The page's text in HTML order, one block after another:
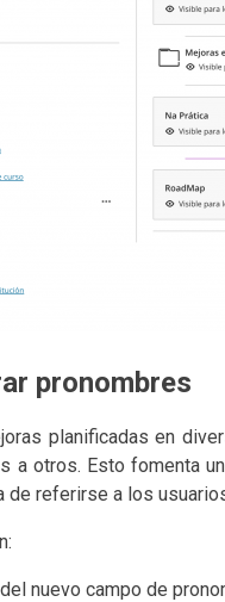
pronombres
planificadas en
a otros. Esto fomenta
de referirse a los
nuevo campo de